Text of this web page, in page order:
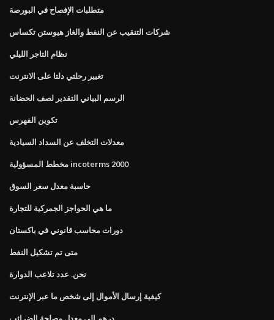
متطلبات الإفصاح في البورصة
شركات التنقيب عن النفط والغاز هيوستن تكساس
نظام التاجر الليلي
تغيير رحلتي دلتا على الانترنت
الرسم البياني التقدير لصف الحضانة
تكوين الفهرس
معدلات التخلف عن السداد السيادية
مخطط المسؤولية incoterms 2000
حاسبة معدل سعر السوق
ما هي الحواجز الجمركية للتجارة
دورات محاسب قانوني في باكستان
متى تم تشكيل النفط
نحن. عدد تلاعب الدوارة
كيفية إرسال الأموال إلى شخص ما عبر الإنترنت